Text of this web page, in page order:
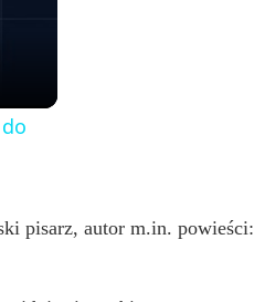
pisarz, autor m.in. powieści: